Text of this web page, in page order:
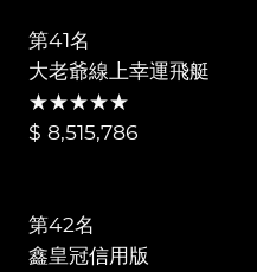
第41名
大老爺線上幸運飛艇
★★★★★
$ 8,515,786
第42名
鑫皇冠信用版